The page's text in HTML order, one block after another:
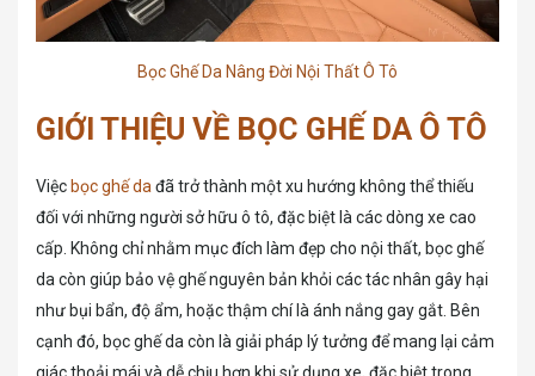
Bọc Ghế Da Nâng Đời Nội Thất Ô Tô
GIỚI THIỆU VỀ BỌC GHẾ DA Ô TÔ
Việc bọc ghế da đã trở thành một xu hướng không thể thiếu
đối với những người sở hữu ô tô, đặc biệt là các dòng xe cao
cấp. Không chỉ nhằm mục đích làm đẹp cho nội thất, bọc ghế
da còn giúp bảo vệ ghế nguyên bản khỏi các tác nhân gây hại
như bụi bẩn, độ ẩm, hoặc thậm chí là ánh nắng gay gắt. Bên
cạnh đó, bọc ghế da còn là giải pháp lý tưởng để mang lại cảm